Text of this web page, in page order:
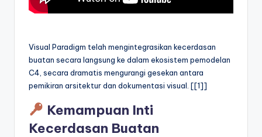
Visual Paradigm telah mengintegrasikan kecerdasan
buatan secara langsung ke dalam ekosistem pemodelan
C4, secara dramatis mengurangi gesekan antara
pemikiran arsitektur dan dokumentasi visual. [[1]]
Kemampuan Inti
Kecerdasan Buatan